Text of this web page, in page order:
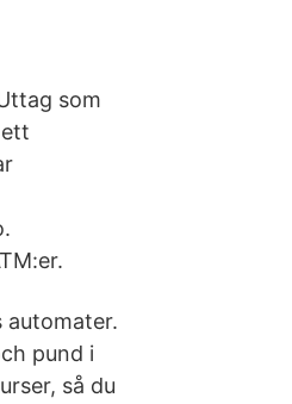
som
automater.
pund i
så du